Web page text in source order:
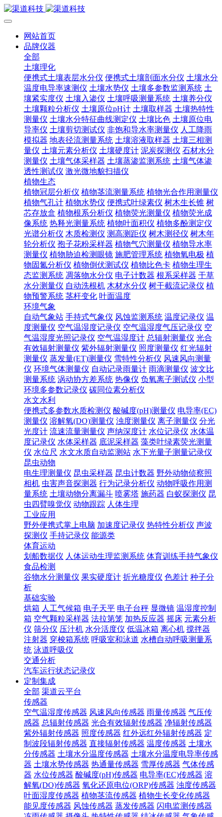
网站首页
品牌仪器
全部
土壤理化
便携式土壤表层水分仪 便携式土壤剖面水分仪 土壤水分
温度电导率速测仪 土壤水势仪 土壤多参数监测系统 土
壤紧实度仪 土壤入渗仪 土壤呼吸测量系统 土壤养分仪
土壤颗粒分析仪 土壤原位pH计 土壤取样器 土壤热特性
测量仪 土壤水分特征曲线测定仪 土壤比色 土壤原位电
导率仪 土壤剪切测试仪 非饱和导水率测量仪 人工降雨
模拟器 地表径流测量系统 土壤溶液取样器 土壤三相测
量仪 土壤元素分析仪 土壤硬度计 泥炭探测仪 石材水分
测量仪 土壤气体采样器 土壤蒸渗监测系统 土壤气体渗
透性测试仪 激光微地貌扫描仪
植物生态
植物冠层分析仪 植物茎流测量系统 植物光合作用测量仪
植物气孔计 植物水势仪 便携式叶绿素仪 树木生长锥 树
芯存放盒 植物根系分析仪 植物荧光测量仪 植物荧光成
像系统 热释光测量系统 植物叶面积仪 植物多酚测定仪
光谱分析仪 木质检测仪 测高测距仪 树木测径仪 树木年
轮分析仪 孢子花粉采样器 植物气穴测量仪 植物导水率
测量仪 植物胁迫检测眼镜 施肥管理系统 植物氧电极 植
物固氮分析仪 植物倒伏测试仪 植物比色卡 植物生理生
态监测系统 凋落物水分仪 电子计数器 根系采样器 干草
水分测量仪 自动洗根机 木材水分仪 树干截流记录仪 植
物预警系统 茎杆变化 叶面温度
环境气象
自动气象站 手持式气象仪 风蚀监测系统 温度记录仪 温
度测量仪 空气温湿度记录仪 空气温湿度气压记录仪 空
气温湿度光照记录仪 空气温湿度计 总辐射测量仪 光合
有效辐射测量仪 紫外辐射测量仪 照度测量仪 红光辐射
测量仪 蒸发量(ET)测量仪 雪特性分析仪 风速风向测量
仪 环境气体测量仪 自动记录雨量计 雨滴测量仪 波文比
测量系统 涡动协方差系统 热像仪 负氧离子测试仪 小型
环境多参数记录仪 碳同位素分析仪
水文水利
便携式多参数水质检测仪 酸碱度(pH)测量仪 电导率(EC)
测量仪 溶解氧(DO)测量仪 浊度测量仪 离子测量仪 分光
光度计 流速流量测量仪 声纳深度计 水位记录仪 水体温
度记录仪 水体采样器 底泥采样器 藻类叶绿素荧光测量
仪 水位尺 水文水质自动监测站 水下光量子测量记录仪
昆虫动物
电生理测量仪 昆虫采样器 昆虫计数器 野外动物侦察照
相机 虫害声音探测器 行为记录分析仪 动物呼吸作用测
量系统 土壤动物分离漏斗 喷雾塔 施药器 白蚁探测仪 昆
虫四臂嗅觉仪 动物跟踪 人体生理
工业应用
野外便携式掌上电脑 加速度记录仪 热特性分析仪 声波
探测仪 手持记录仪 能源类
体育运动
划船数据仪 人体运动生理监测系统 体育训练手持气象仪
食品检测
谷物水分测量仪 果实硬度计 折光糖度仪 色差计 种子分
析
基础实验
烘箱 人工气候箱 电子天平 电子台秤 显微镜 温湿度控制
箱 空气颗粒采样器 法拉第笼 加热反应器 摇床 元素分析
仪 筛分仪 压汁机 水分活度仪 低温冰箱 离心机 搅拌器
注射器 穿梭箱系统 呼吸室和泳道 水槽自动呼吸测量系
统 泳道呼吸仪
交通分析
汽车运行状态记录仪
定制集成
全部 渠道云平台
传感器
空气温湿度传感器 风速风向传感器 雨量传感器 气压传
感器 总辐射传感器 光合有效辐射传感器 净辐射传感器
紫外辐射传感器 照度传感器 红外远红外辐射传感器 定
制波段辐射传感器 直接辐射传感器 温度传感器 土壤水
分传感器 土壤水分温度传感器 土壤水分温度电导率传感
器 土壤水势传感器 热通量传感器 雪厚传感器 气体传感
器 水位传感器 酸碱度(pH)传感器 电导率(EC)传感器 溶
解氧(DO)传感器 氧化还原电位(ORP)传感器 浊度传感器
叶面湿度传感器 植物茎流传感器 植物生长变化传感器
能见度传感器 风蚀传感器 蒸发传感器 闪电监测传感器